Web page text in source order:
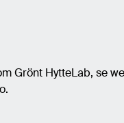
Grönt HytteLab, se